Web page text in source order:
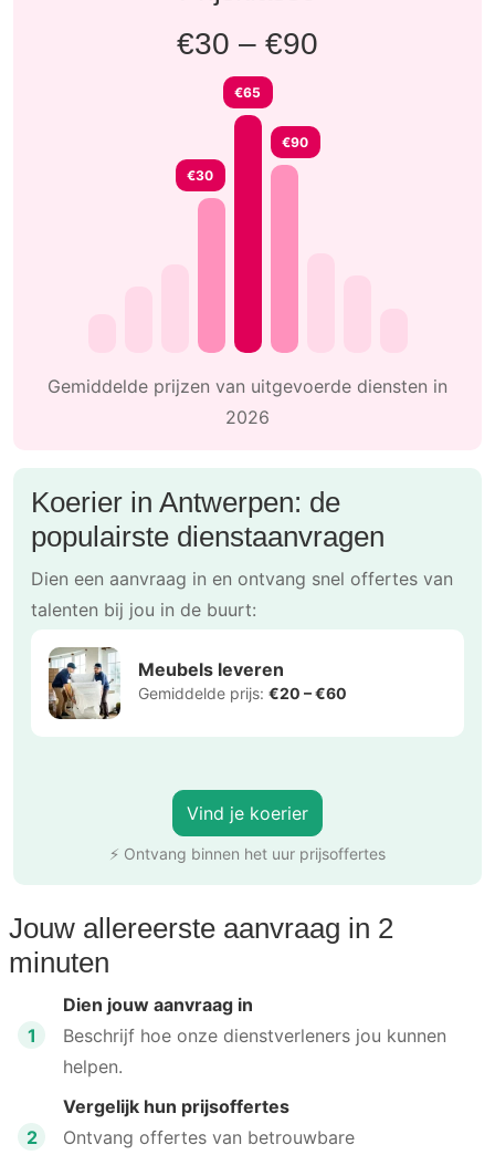
€30 – €90
€30
€65
€90
Gemiddelde prijzen van uitgevoerde diensten in
2026
Koerier in Antwerpen: de
populairste dienstaanvragen
Dien een aanvraag in en ontvang snel offertes van
talenten bij jou in de buurt:
Meubels leveren
Gemiddelde prijs: €20 – €60
Vind je koerier
⚡ Ontvang binnen het uur prijsoffertes
Jouw allereerste aanvraag in 2
minuten
1
Dien jouw aanvraag in
Beschrijf hoe onze dienstverleners jou kunnen
helpen.
2
Vergelijk hun prijsoffertes
Ontvang offertes van betrouwbare